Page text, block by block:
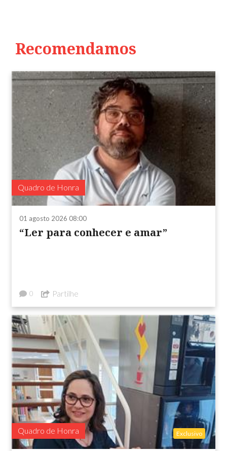
Recomendamos
Quadro de Honra
01 agosto 2026 08:00
“Ler para conhecer e amar”
0 Partilhe
Quadro de Honra Exclusivo